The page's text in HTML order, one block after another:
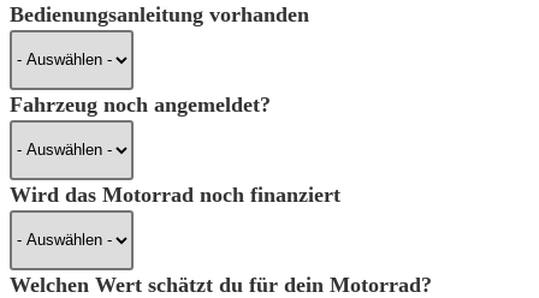
Bedienungsanleitung vorhanden
Fahrzeug noch angemeldet?
Wird das Motorrad noch finanziert
Welchen Wert schätzt du für dein Motorrad?